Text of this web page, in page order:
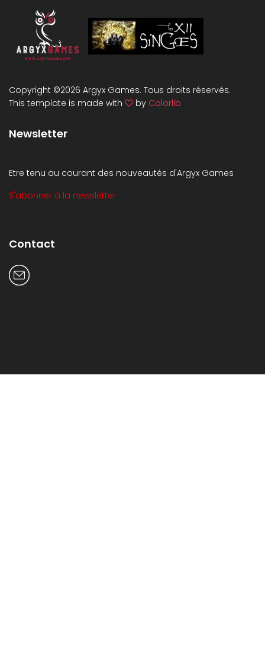
Copyright ©2026 Argyx Games. Tous droits réservés.
This template is made with
by Colorlib
Newsletter
Etre tenu au courant des nouveautés d'Argyx Games
S'abonner à la newsletter
Contact